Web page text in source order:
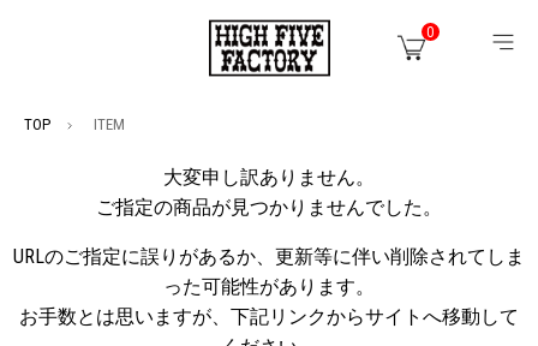
0
TOP ITEM
大変申し訳ありません。
ご指定の商品が見つかりませんでした。
URLのご指定に誤りがあるか、更新等に伴い削除されてしま
った可能性があります。
お手数とは思いますが、下記リンクからサイトへ移動して